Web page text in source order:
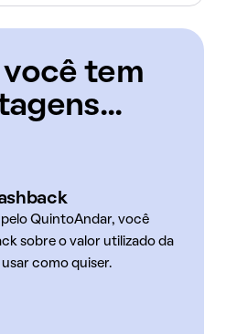
você tem
QuintoAndar, você
sobre o valor utilizado da
como quiser.